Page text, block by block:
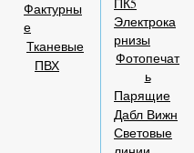
Фактурны
е
Тканевые
ПВХ
Электрока
рнизы
Фотопечат
ь
Парящие
Дабл Вижн
Световые